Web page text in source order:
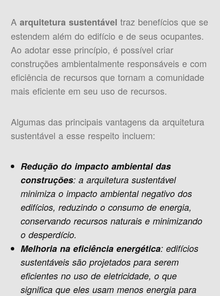
Aarquitetura sustentável traz benefícios que se
estendem além do edifício e de seus ocupantes.
Ao adotar esse princípio, é possível criar
construções ambientalmente responsáveis ​​e com
eficiência de recursos que tornam a comunidade
mais eficiente em seu uso de recursos.
Algumas das principais vantagens da arquitetura
sustentável a esse respeito incluem:
Redução do impacto ambiental das
construções: a arquitetura sustentável
minimiza o impacto ambiental negativo dos
edifícios, reduzindo o consumo de energia,
conservando recursos naturais e minimizando
o desperdício.
Melhoria na eficiência energética: edifícios
sustentáveis ​​são projetados para serem
eficientes no uso de eletricidade, o que
significa que eles usam menos energia para